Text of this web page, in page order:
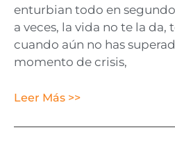
enturbian todo en
a veces, la vida no te la da,
cuando aún no has
momento de crisis,
Leer Más >>